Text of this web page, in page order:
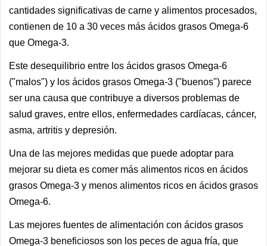
cantidades significativas de carne y alimentos procesados,
contienen de 10 a 30 veces más ácidos grasos Omega-6
que Omega-3.
Este desequilibrio entre los ácidos grasos Omega-6
("malos") y los ácidos grasos Omega-3 ("buenos") parece
ser una causa que contribuye a diversos problemas de
salud graves, entre ellos, enfermedades cardíacas, cáncer,
asma, artritis y depresión.
Una de las mejores medidas que puede adoptar para
mejorar su dieta es comer más alimentos ricos en ácidos
grasos Omega-3 y menos alimentos ricos en ácidos grasos
Omega-6.
Las mejores fuentes de alimentación con ácidos grasos
Omega-3 beneficiosos son los peces de agua fría, que